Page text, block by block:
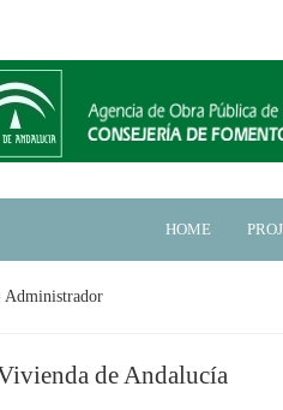
HOME
Administrador
de Andalucía